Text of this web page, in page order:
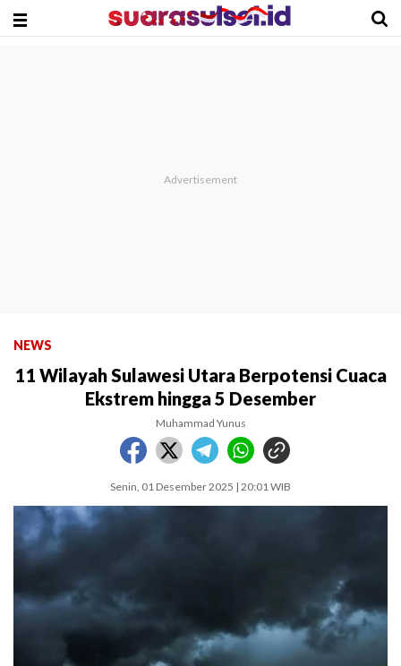
NEWS
11 Wilayah Sulawesi Utara Berpotensi Cuaca
Ekstrem hingga 5 Desember
Muhammad Yunus
Senin, 01 Desember 2025 | 20:01 WIB